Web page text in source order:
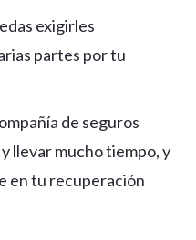
exigirles
partes por tu
de seguros
llevar mucho tiempo, y
en tu recuperación